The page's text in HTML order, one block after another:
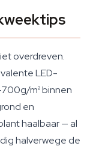
overdreven.
LED-
m² binnen
en
haalbaar — al
halverwege de